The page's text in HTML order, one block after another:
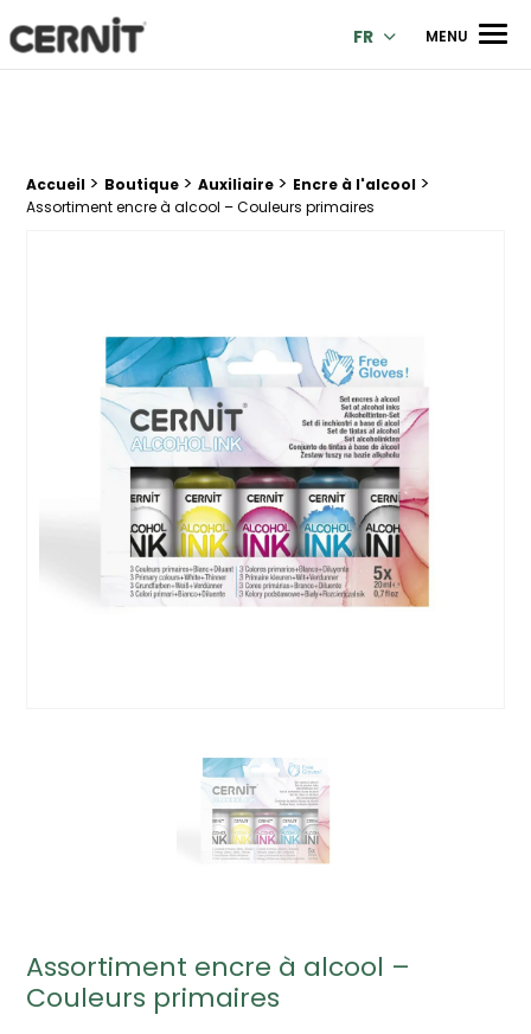
Cernit Une qualité haut de gamme pour des créations
FR MENU
Fil d'Ariane :
Accueil > Boutique > Auxiliaire > Encre à l'alcool >
Assortiment encre à alcool – Couleurs primaires
Assortiment encre à alcool –
Couleurs primaires